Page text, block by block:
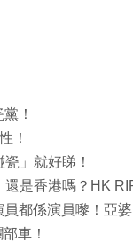
！
！
」就好睇！
是香港嗎？HK
都係演員嚟！亞
車！